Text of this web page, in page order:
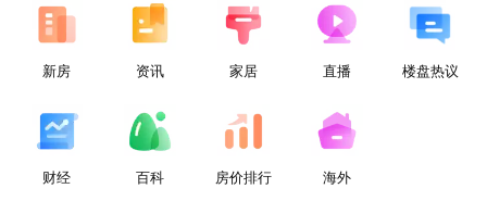
新房 资讯 家居 直播 楼盘热议
财经 百科 房价排行 海外